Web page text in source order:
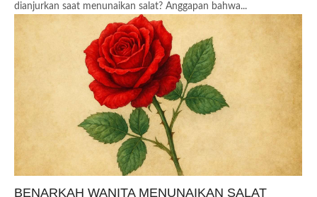
dianjurkan saat menunaikan salat? Anggapan bahwa...
BENARKAH WANITA MENUNAIKAN SALAT